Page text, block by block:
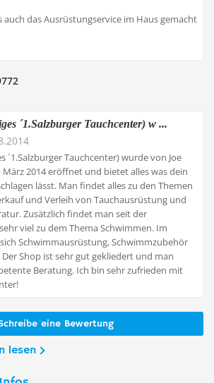
auch das Ausrüstungservice im Haus gemacht
´1.Salzburger Tauchcenter) w ...
´1.Salzburger Tauchcenter) wurde von Joe
2014 eröffnet und bietet alles was dein
lässt. Man findet alles zu den Themen
und Verleih von Tauchausrüstung und
Zusätzlich findet man seit der
viel zu dem Thema Schwimmen. Im
Schwimmausrüstung, Schwimmzubehör
Shop ist sehr gut gekliedert und man
Beratung. Ich bin sehr zufrieden mit
eine Bewertung
lesen